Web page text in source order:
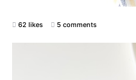
62 likes 5 comments